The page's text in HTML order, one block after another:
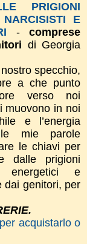
PRIGIONI
E
- comprese
di Georgia
specchio,
a che punto
verso noi
muovono in noi
e l’energia
mie parole
le chiavi per
dalle prigioni
energetici e
dai genitori, per
acquistarlo o